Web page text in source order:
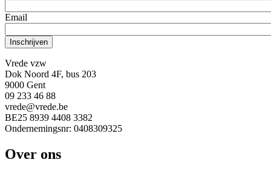
Email
Vrede vzw
Dok Noord 4F, bus 203
9000 Gent
09 233 46 88
vrede@vrede.be
BE25 8939 4408 3382
Ondernemingsnr: 0408309325
Over ons